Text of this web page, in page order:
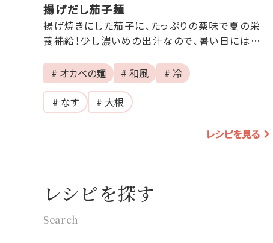
揚げだし茄子麺
揚げ焼きにした茄子に、たっぷりの薬味で夏の栄
養補給！少し濃いめの出汁なので、暑い日にはピ
# オカベの麺 # 和風
# 冷
# なす
# 大根
レシピを見る
レシピを探す
Search